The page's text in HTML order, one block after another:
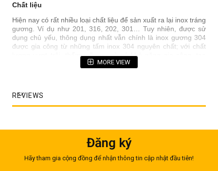
Chất liệu
Hiện nay có rất nhiều loại chất liệu để sản xuất ra lại inox tráng
gương. Ví dụ như 201, 316, 202, 301… Tuy nhiên, được sử
dụng chủ yếu, thông dụng nhất vẫn chính là inox gương 304
được gia công từ những tấm inox 304 nguyên chất; với chất
lượng vượt trội, thẩm mỹ cao và có khả năng gia công, tạo
MORE VIEW
REVIEWS
Đăng ký
Hãy tham gia cộng đồng để nhận thông tin cập nhật đầu tiên!